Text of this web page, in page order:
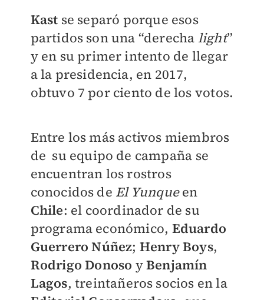
Kast se separó porque esos
partidos son una “derecha light”
y en su primer intento de llegar
a la presidencia, en 2017,
obtuvo 7 por ciento de los votos.
Entre los más activos miembros
de su equipo de campaña se
encuentran los rostros
conocidos de El Yunqueen
Chile: el coordinador de su
programa económico, Eduardo
Guerrero Núñez; Henry Boys,
Rodrigo Donoso yBenjamín
Lagos, treintañeros socios en la